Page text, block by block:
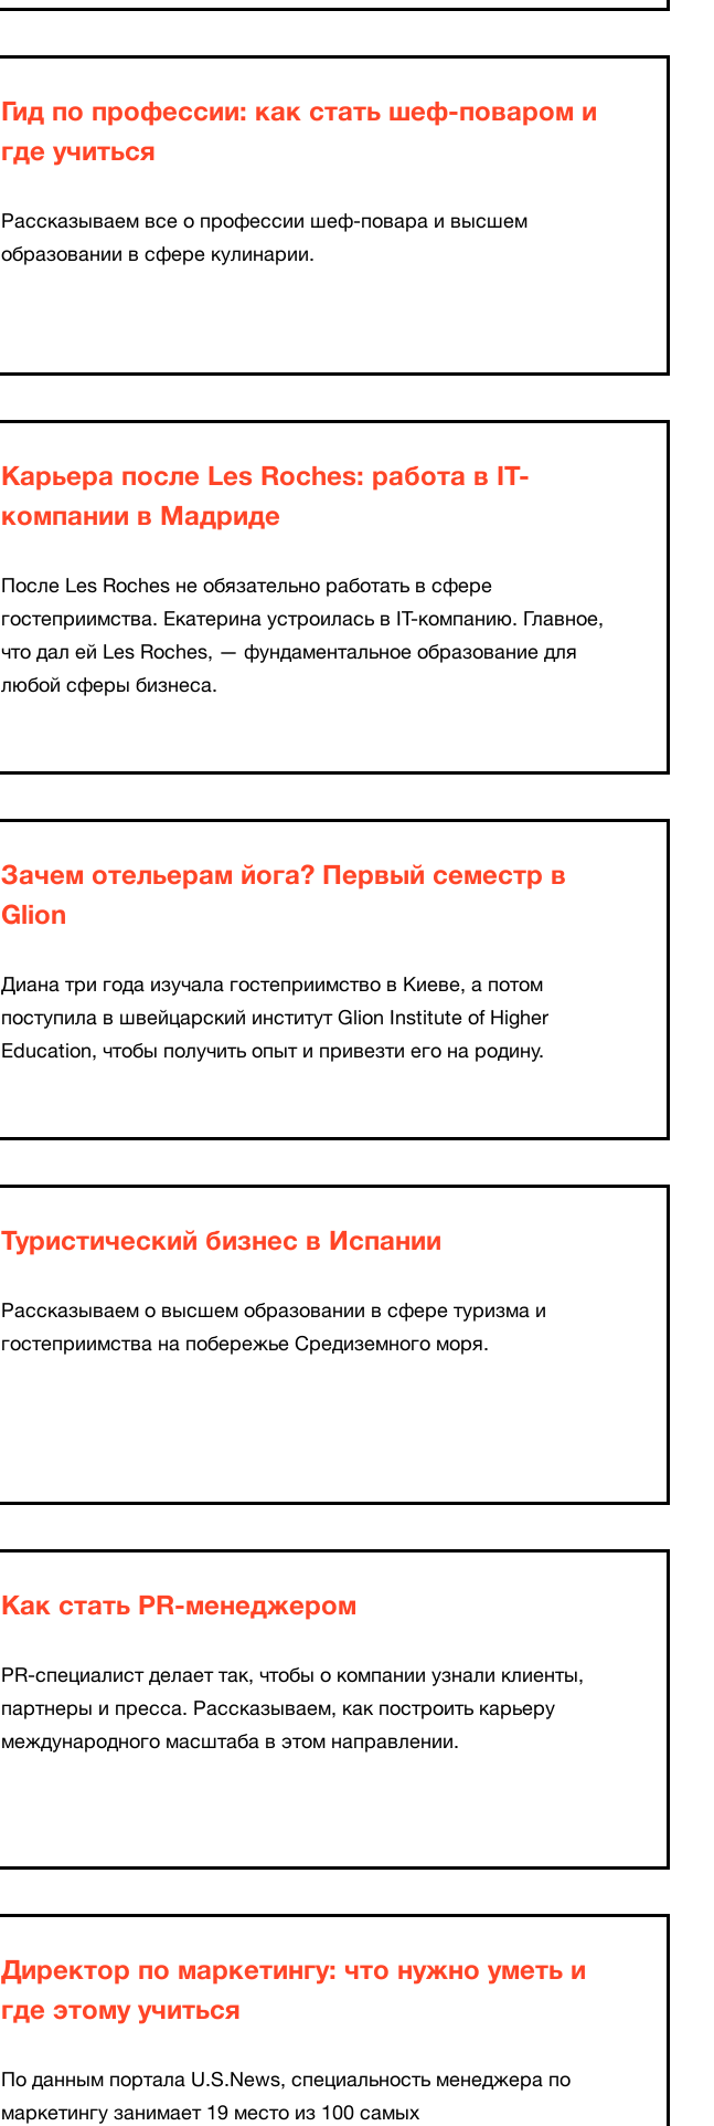
Гид по профессии: как стать шеф-поваром и
где учиться
Рассказываем все о профессии шеф-повара и высшем
образовании в сфере кулинарии.
Карьера после Les Roches: работа в IT-
компании в Мадриде
После Les Roches не обязательно работать в сфере
гостеприимства. Екатерина устроилась в IT-компанию. Главное,
что дал ей Les Roches, — фундаментальное образование для
любой сферы бизнеса.
Зачем отельерам йога? Первый семестр в
Glion
Диана три года изучала гостеприимство в Киеве, а потом
поступила в швейцарский институт Glion Institute of Higher
Education, чтобы получить опыт и привезти его на родину.
Туристический бизнес в Испании
Рассказываем о высшем образовании в сфере туризма и
гостеприимства на побережье Средиземного моря.
Как стать PR-менеджером
PR-специалист делает так, чтобы о компании узнали клиенты,
партнеры и пресса. Рассказываем, как построить карьеру
международного масштаба в этом направлении.
Директор по маркетингу: что нужно уметь и
где этому учиться
По данным портала U.S.News, специальность менеджера по
маркетингу занимает 19 место из 100 самых